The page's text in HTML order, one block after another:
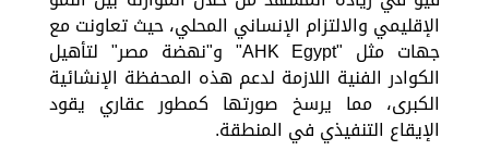
الإقليمي والالتزام الإنساني المحلي، حيث تعاونت مع
جهات مثل "AHK Egypt" و"نهضة مصر" لتأهيل
الكوادر الفنية اللازمة لدعم هذه المحفظة الإنشائية
الكبرى، مما يرسخ صورتها كمطور عقاري يقود
الإيقاع التنفيذي في المنطقة.